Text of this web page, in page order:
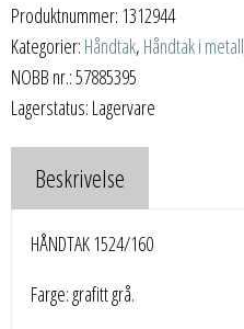
Produktnummer: 1312944
Kategorier: Håndtak, Håndtak i metall
NOBB nr.: 57885395
Lagerstatus: Lagervare
Beskrivelse
HÅNDTAK 1524/160
Farge: grafitt grå.